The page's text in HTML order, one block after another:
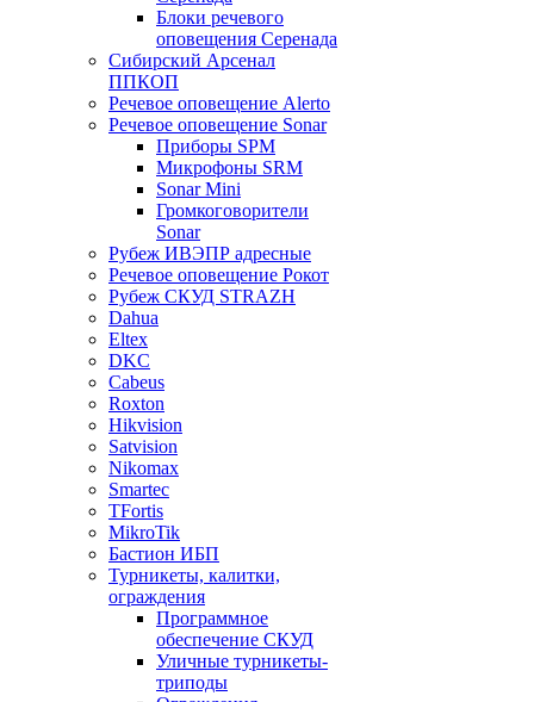
Блоки речевого
оповещения Серенада
Сибирский Арсенал
ППКОП
Речевое оповещение Alerto
Речевое оповещение Sonar
Приборы SPM
Микрофоны SRM
Sonar Mini
Громкоговорители
Sonar
Рубеж ИВЭПР адресные
Речевое оповещение Рокот
Рубеж СКУД STRAZH
Dahua
Eltex
DKC
Cabeus
Roxton
Hikvision
Satvision
Nikomax
Smartec
TFortis
MikroTik
Бастион ИБП
Турникеты, калитки,
ограждения
Программное
обеспечение СКУД
Уличные турникеты-
триподы